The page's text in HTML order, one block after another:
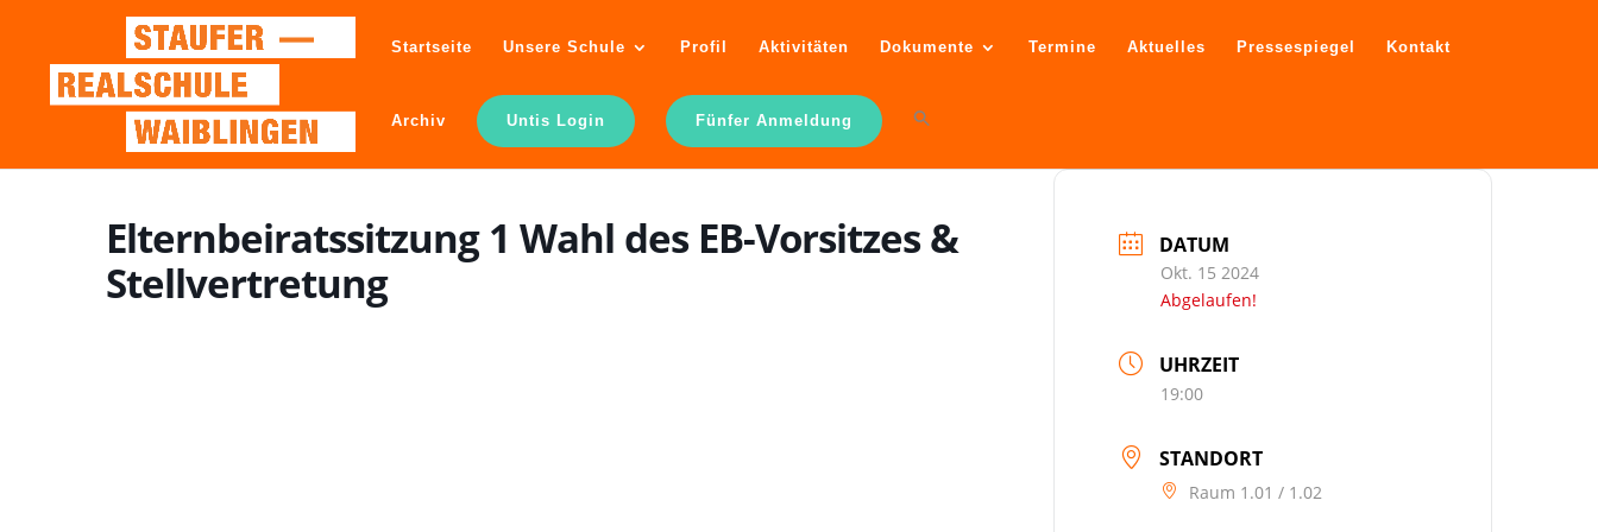
Startseite Unsere Schule Profil Aktivitäten Dokumente Termine Aktuelles Pressespiegel Kontakt
Archiv Untis Login Fünfer Anmeldung
Elternbeiratssitzung 1 Wahl des EB-Vorsitzes &
Stellvertretung
DATUM
Okt. 15 2024
Abgelaufen!
UHRZEIT
19:00
STANDORT
Raum 1.01 / 1.02